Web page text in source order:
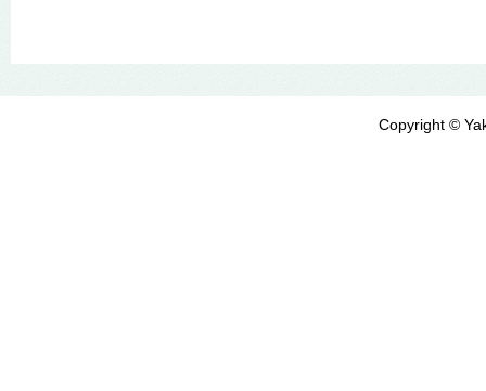
Copyright ©